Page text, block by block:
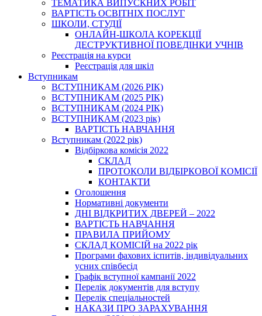
ТЕМАТИКА ВИПУСКНИХ РОБІТ
ВАРТІСТЬ ОСВІТНІХ ПОСЛУГ
ШКОЛИ, СТУДІЇ
ОНЛАЙН-ШКОЛА КОРЕКЦІЇ
ДЕСТРУКТИВНОЇ ПОВЕДІНКИ УЧНІВ
Реєстрація на курси
Реєстрація для шкіл
Вступникам
ВСТУПНИКАМ (2026 РІК)
ВСТУПНИКАМ (2025 РІК)
ВСТУПНИКАМ (2024 РІК)
ВСТУПНИКАМ (2023 рік)
ВАРТІСТЬ НАВЧАННЯ
Вступникам (2022 рік)
Відбіркова комісія 2022
СКЛАД
ПРОТОКОЛИ ВІДБІРКОВОЇ КОМІСІЇ
КОНТАКТИ
Оголошення
Нормативні документи
ДНІ ВІДКРИТИХ ДВЕРЕЙ – 2022
ВАРТІСТЬ НАВЧАННЯ
ПРАВИЛА ПРИЙОМУ
СКЛАД КОМІСІЙ на 2022 рік
Програми фахових іспитів, індивідуальних
усних співбесід
Графік вступної кампанії 2022
Перелік документів для вступу
Перелік спеціальностей
НАКАЗИ ПРО ЗАРАХУВАННЯ